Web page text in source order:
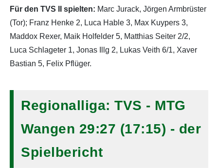
Für den TVS II spielten: Marc Jurack, Jörgen Armbrüster
(Tor); Franz Henke 2, Luca Hable 3, Max Kuypers 3,
Maddox Rexer, Maik Holfelder 5, Matthias Seiter 2/2,
Luca Schlageter 1, Jonas Illg 2, Lukas Veith 6/1, Xaver
Bastian 5, Felix Pflüger.
Regionalliga: TVS - MTG
Wangen 29:27 (17:15) - der
Spielbericht